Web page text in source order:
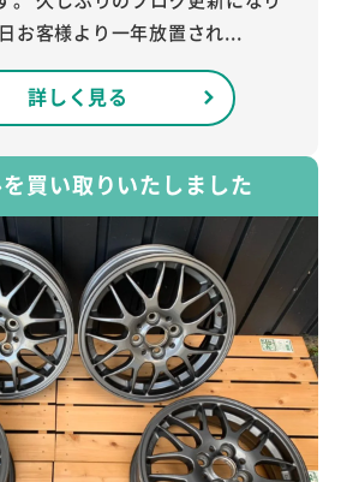
お客様より一年放置され...
詳しく見る
買い取りいたしました